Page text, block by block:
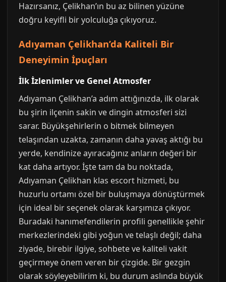
Hazırsanız, Çelikhan’ın bu az bilinen yüzüne
doğru keyifli bir yolculuğa çıkıyoruz.
Adıyaman Çelikhan’da Kaliteli Bir
Deneyimin İpuçları
İlk İzlenimler ve Genel Atmosfer
Adıyaman Çelikhan’a adım attığınızda, ilk olarak
bu şirin ilçenin sakin ve dingin atmosferi sizi
sarar. Büyükşehirlerin o bitmek bilmeyen
telaşından uzakta, zamanın daha yavaş aktığı bu
yerde, kendinize ayıracağınız anların değeri bir
kat daha artıyor. İşte tam da bu noktada,
Adıyaman Çelikhan klas escort hizmeti, bu
huzurlu ortamı özel bir buluşmaya dönüştürmek
için ideal bir seçenek olarak karşımıza çıkıyor.
Buradaki hanımefendilerin profili genellikle şehir
merkezlerindeki gibi yoğun ve telaşlı değil; daha
ziyade, birebir ilgiye, sohbete ve kaliteli vakit
geçirmeye önem veren bir çizgide. Bir gezgin
olarak söyleyebilirim ki, bu durum aslında büyük